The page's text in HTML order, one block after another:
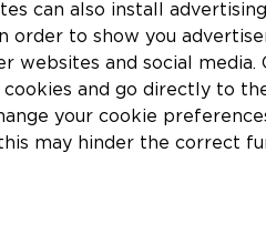
can also install
order to show you
websites and social media.
and go directly to
your cookie
may hinder the correct